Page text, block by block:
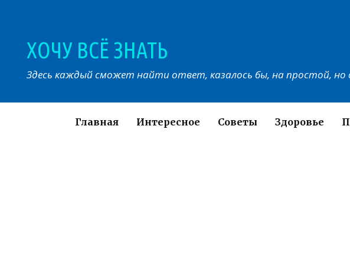
ХОЧУ ВСЁ ЗНАТЬ
Здесь каждый сможет найти ответ, казалось бы, на простой, но
Главная Интересное Советы Здоровье